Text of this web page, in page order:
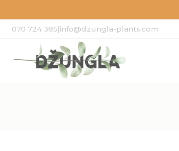
070 724 385|info@dzungla-plants.com